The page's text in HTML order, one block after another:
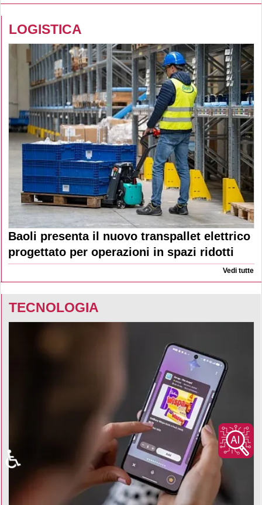
LOGISTICA
Baoli presenta il nuovo transpallet elettrico
progettato per operazioni in spazi ridotti
Vedi tutte
TECNOLOGIA